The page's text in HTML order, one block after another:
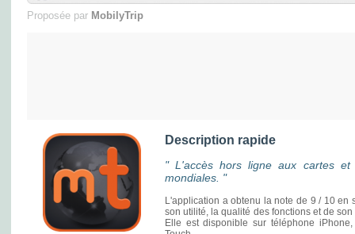
Proposée par MobilyTrip
Description rapide
" L'accès hors ligne aux cartes et
mondiales. "
L'application a obtenu la note de 9 / 10 en
son utilité, la qualité des fonctions et de
Elle est disponible sur téléphone